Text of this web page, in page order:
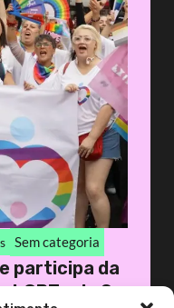
Sem categoria
participa da
LGBT+ de S...